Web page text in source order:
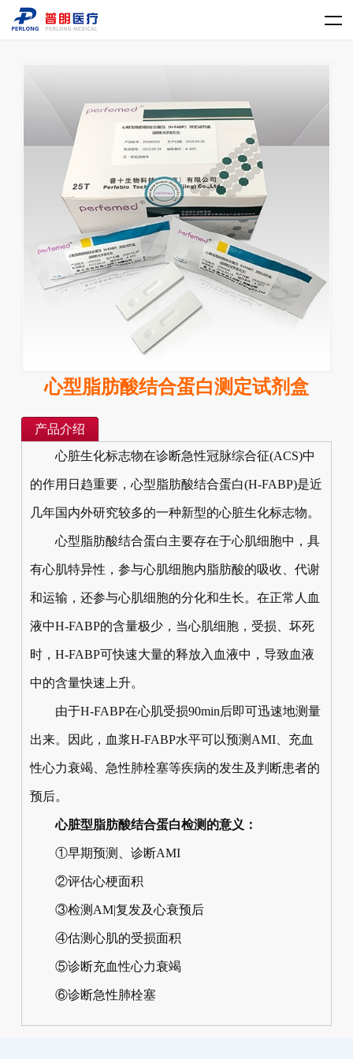
乐动平台网站登录入口
心型脂肪酸结合蛋白测定试剂盒
产品介绍
心脏生化标志物在诊断急性冠脉综合征(ACS)中
的作用日趋重要，心型脂肪酸结合蛋白(H-FABP)是近
几年国内外研究较多的一种新型的心脏生化标志物。
心型脂肪酸结合蛋白主要存在于心肌细胞中，具
有心肌特异性，参与心肌细胞内脂肪酸的吸收、代谢
和运输，还参与心肌细胞的分化和生长。在正常人血
液中H-FABP的含量极少，当心肌细胞，受损、坏死
时，H-FABP可快速大量的释放入血液中，导致血液
中的含量快速上升。
由于H-FABP在心肌受损90min后即可迅速地测量
出来。因此，血浆H-FABP水平可以预测AMI、充血
性心力衰竭、急性肺栓塞等疾病的发生及判断患者的
预后。
心脏型脂肪酸结合蛋白检测的意义：
①早期预测、诊断AMI
②评估心梗面积
③检测AM|复发及心衰预后
④估测心肌的受损面积
⑤诊断充血性心力衰竭
⑥诊断急性肺栓塞